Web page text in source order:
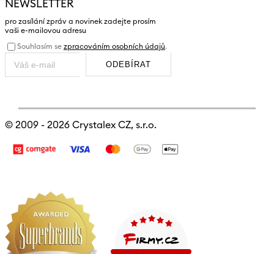
NEWSLETTER
pro zasílání zpráv a novinek zadejte prosím
vaši e-mailovou adresu
Souhlasím se zpracováním osobních údajů.
ODEBÍRAT
© 2009 - 2026 Crystalex CZ, s.r.o.